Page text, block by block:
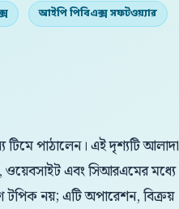
আইপি পিবিএক্স সফটওয়্যার
পাঠালেন। এই দৃশ্যটি আলাদা
এবং সিআরএমের মধ্যে
টপিক নয়; এটি অপারেশন, বিক্রয়